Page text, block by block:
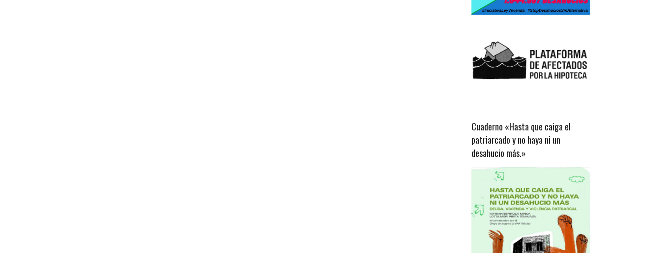
Cuaderno «Hasta que caiga el
patriarcado y no haya ni un
desahucio más.»